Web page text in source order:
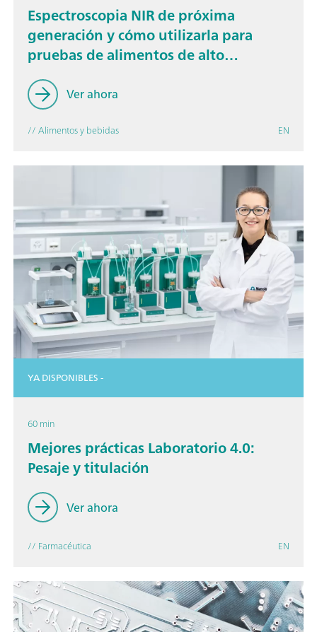
Espectroscopia NIR de próxima
generación y cómo utilizarla para
pruebas de alimentos de alto
rendimiento
Ver ahora
// Alimentos y bebidas EN
YA DISPONIBLES -
60 min
Mejores prácticas Laboratorio 4.0:
Pesaje y titulación
Ver ahora
// Farmacéutica EN